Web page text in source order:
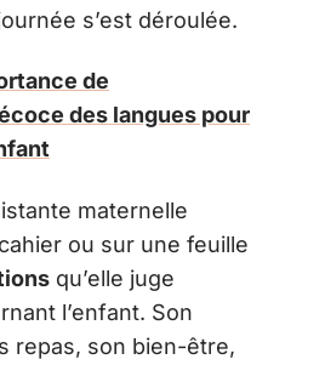
s’est déroulée.
de
des langues pour
maternelle
ou sur une feuille
qu’elle juge
l’enfant. Son
repas, son bien-être,